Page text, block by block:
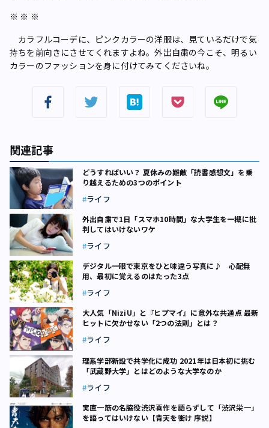
※ ※ ※
カラフルコーデに、ピンクカラーの洋服は、見ているだけで気
持ちを前向きにさせてくれますよね。外出自粛の今こそ、明るい
カラーのファッションを身に付けてみてくださいね。
関連記事
どうすればいい？ 夏休みの難敵「読書感想文」を乗
り越えるための3つのポイント
ライフ
外出自粛で1日「スマホ10時間」な大学生を一概に批
判してはいけないワケ
ライフ
デジタル一眼で東京をひと味違う写真に♪ 心配無
用、最初に覚えるのはたった3点
ライフ
大人気「NiziU」と『ヒプマイ』に意外な共通点 最新
ヒットに欠かせない「2つの法則」とは？
ライフ
理系学部新設で共学化に成功 2021年は日本初に挑む
「武蔵野大学」とはどのような大学なのか
ライフ
実直一筋の名脇役――渋沢喜作を語らずして「渋沢栄一」
を語ってはいけない【青天を衝け 序説】